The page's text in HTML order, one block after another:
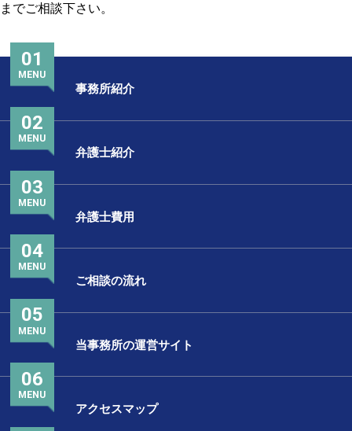
までご相談下さい。
事務所紹介
01
MENU
弁護士紹介
02
MENU
弁護士費用
03
MENU
ご相談の流れ
04
MENU
当事務所の運営サイト
05
MENU
アクセスマップ
06
MENU